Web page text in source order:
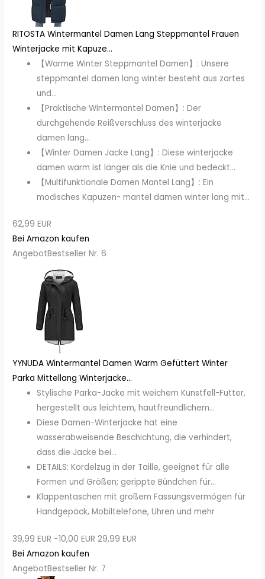
RITOSTA Wintermantel Damen Lang Steppmantel Frauen
Winterjacke mit Kapuze...
【Warme Winter Steppmantel Damen】: Unsere
steppmantel damen lang winter besteht aus zartes
und...
【Praktische Wintermantel Damen】: Der
durchgehende Reißverschluss des winterjacke
damen lang...
【Winter Damen Jacke Lang】: Diese winterjacke
damen warm ist länger als die Knie und bedeckt...
【Multifunktionale Damen Mantel Lang】: Ein
modisches Kapuzen- mantel damen winter lang mit...
62,99 EUR
Bei Amazon kaufen
AngebotBestseller Nr. 6
YYNUDA Wintermantel Damen Warm Gefüttert Winter
Parka Mittellang Winterjacke...
Stylische Parka-Jacke mit weichem Kunstfell-Futter,
hergestellt aus leichtem, hautfreundlichem...
Diese Damen-Winterjacke hat eine
wasserabweisende Beschichtung, die verhindert,
dass die Jacke bei...
DETAILS: Kordelzug in der Taille, geeignet für alle
Formen und Größen; gerippte Bündchen für...
Klappentaschen mit großem Fassungsvermögen für
Handgepäck, Mobiltelefone, Uhren und mehr
39,99 EUR −10,00 EUR 29,99 EUR
Bei Amazon kaufen
AngebotBestseller Nr. 7